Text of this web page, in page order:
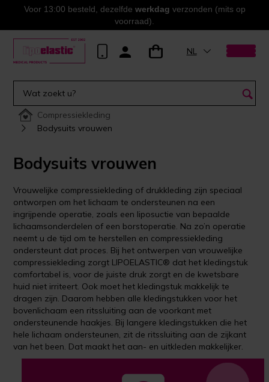
Voor 13:00 besteld, dezelfde werkdag verzonden (mits op
voorraad).
NL
Compressiekleding
Bodysuits vrouwen
Bodysuits vrouwen
Vrouwelijke compressiekleding of drukkleding zijn speciaal
ontworpen om het lichaam te ondersteunen na een
ingrijpende operatie, zoals een liposuctie van bepaalde
lichaamsonderdelen of een borstoperatie. Na zo’n operatie
neemt u de tijd om te herstellen en compressiekleding
ondersteunt dat proces. Bij het ontwerpen van vrouwelijke
compressiekleding zorgt LIPOELASTIC® dat het kledingstuk
comfortabel is, voor de juiste druk zorgt en de kwetsbare
huid niet irriteert. Ook moet het kledingstuk makkelijk te
dragen zijn. Daarom hebben alle kledingstukken voor het
bovenlichaam een ritssluiting aan de voorkant met
ondersteunende haakjes. Bij langere kledingstukken die het
hele lichaam ondersteunen, zit de ritssluiting aan de zijkant
van het been. Dat maakt het aan- en uitkleden makkelijker.